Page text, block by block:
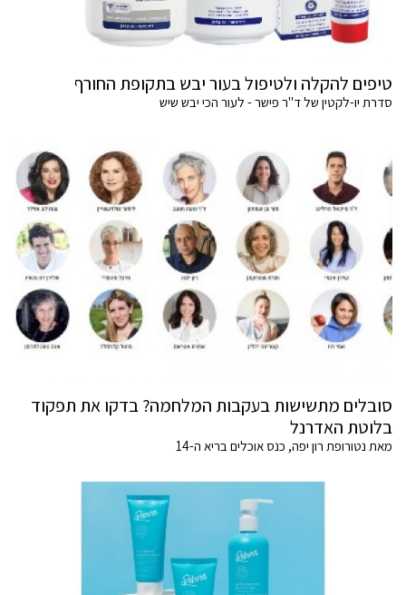
טיפים להקלה ולטיפול בעור יבש בתקופת החורף
סדרת יו-לקטין של ד"ר פישר - לעור הכי יבש שיש
סובלים מתשישות בעקבות המלחמה? בדקו את תפקוד
בלוטת האדרנל
מאת נטורופת רון יפה, כנס אוכלים בריא ה-14